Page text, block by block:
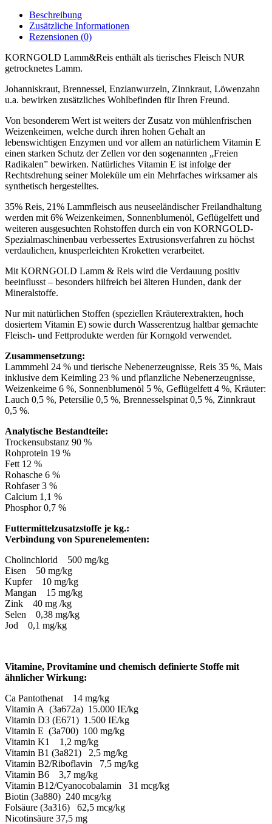
Beschreibung
Zusätzliche Informationen
Rezensionen (0)
KORNGOLD Lamm&Reis enthält als tierisches Fleisch NUR
getrocknetes Lamm.
Johanniskraut, Brennessel, Enzianwurzeln, Zinnkraut, Löwenzahn
u.a. bewirken zusätzliches Wohlbefinden für Ihren Freund.
Von besonderem Wert ist weiters der Zusatz von mühlenfrischen
Weizenkeimen, welche durch ihren hohen Gehalt an
lebenswichtigen Enzymen und vor allem an natürlichem Vitamin E
einen starken Schutz der Zellen vor den sogenannten „Freien
Radikalen” bewirken. Natürliches Vitamin E ist infolge der
Rechtsdrehung seiner Moleküle um ein Mehrfaches wirksamer als
synthetisch hergestelltes.
35% Reis, 21% Lammfleisch aus neuseeländischer Freilandhaltung
werden mit 6% Weizenkeimen, Sonnenblumenöl, Geflügelfett und
weiteren ausgesuchten Rohstoffen durch ein von KORNGOLD-
Spezialmaschinenbau verbessertes Extrusionsverfahren zu höchst
verdaulichen, knusperleichten Kroketten verarbeitet.
Mit KORNGOLD Lamm & Reis wird die Verdauung positiv
beeinflusst – besonders hilfreich bei älteren Hunden, dank der
Mineralstoffe.
Nur mit natürlichen Stoffen (speziellen Kräuterextrakten, hoch
dosiertem Vitamin E) sowie durch Wasserentzug haltbar gemachte
Fleisch- und Fettprodukte werden für Korngold verwendet.
Zusammensetzung:
Lammmehl 24 % und tierische Nebenerzeugnisse, Reis 35 %, Mais
inklusive dem Keimling 23 % und pflanzliche Nebenerzeugnisse,
Weizenkeime 6 %, Sonnenblumenöl 5 %, Geflügelfett 4 %, Kräuter:
Lauch 0,5 %, Petersilie 0,5 %, Brennesselspinat 0,5 %, Zinnkraut
0,5 %.
Analytische Bestandteile:
Trockensubstanz 90 %
Rohprotein 19 %
Fett 12 %
Rohasche 6 %
Rohfaser 3 %
Calcium 1,1 %
Phosphor 0,7 %
Futtermittelzusatzstoffe je kg.:
Verbindung von Spurenelementen:
Cholinchlorid 500 mg/kg
Eisen 50 mg/kg
Kupfer 10 mg/kg
Mangan 15 mg/kg
Zink 40 mg /kg
Selen 0,38 mg/kg
Jod 0,1 mg/kg
Vitamine, Provitamine und chemisch definierte Stoffe mit
ähnlicher Wirkung:
Ca Pantothenat 14 mg/kg
Vitamin A (3a672a) 15.000 IE/kg
Vitamin D3 (E671) 1.500 IE/kg
Vitamin E (3a700) 100 mg/kg
Vitamin K1 1,2 mg/kg
Vitamin B1 (3a821) 2,5 mg/kg
Vitamin B2/Riboflavin 7,5 mg/kg
Vitamin B6 3,7 mg/kg
Vitamin B12/Cyanocobalamin 31 mcg/kg
Biotin (3a880) 240 mcg/kg
Folsäure (3a316) 62,5 mcg/kg
Nicotinsäure 37,5 mg